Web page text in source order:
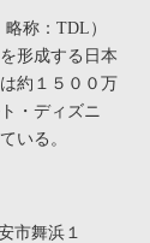
称：TDL）
形成する日本
約１５００万
・ディズニ
いる。
市舞浜１